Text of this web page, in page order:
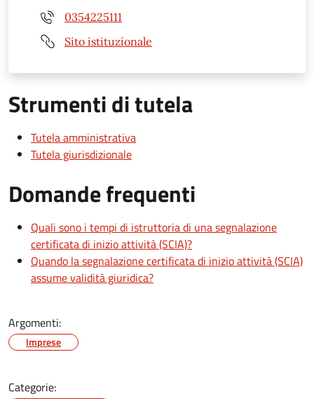
0354225111
Sito istituzionale
Strumenti di tutela
Tutela amministrativa
Tutela giurisdizionale
Domande frequenti
Quali sono i tempi di istruttoria di una segnalazione
certificata di inizio attività (SCIA)?
Quando la segnalazione certificata di inizio attività (SCIA)
assume validità giuridica?
Argomenti:
Imprese
Categorie: